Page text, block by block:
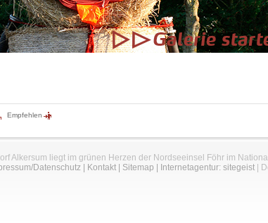
Empfehlen
Alkersum liegt im grünen Herzen der Nordseeinsel Föhr im
Datenschutz| Kontakt| Sitemap | Internetagentur: sitegeist|